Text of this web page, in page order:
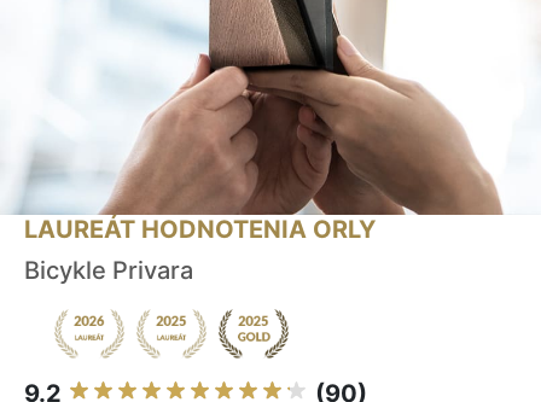
LAUREÁT HODNOTENIA ORLY
Bicykle Privara
9.2 (90)